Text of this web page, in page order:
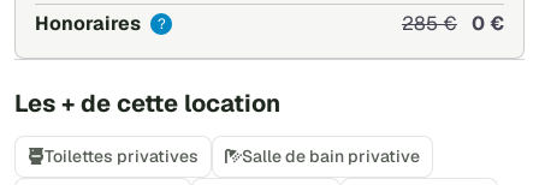
Honoraires
? 285 € 0 €
Les + de cette location
Toilettes privatives
Salle de bain privative